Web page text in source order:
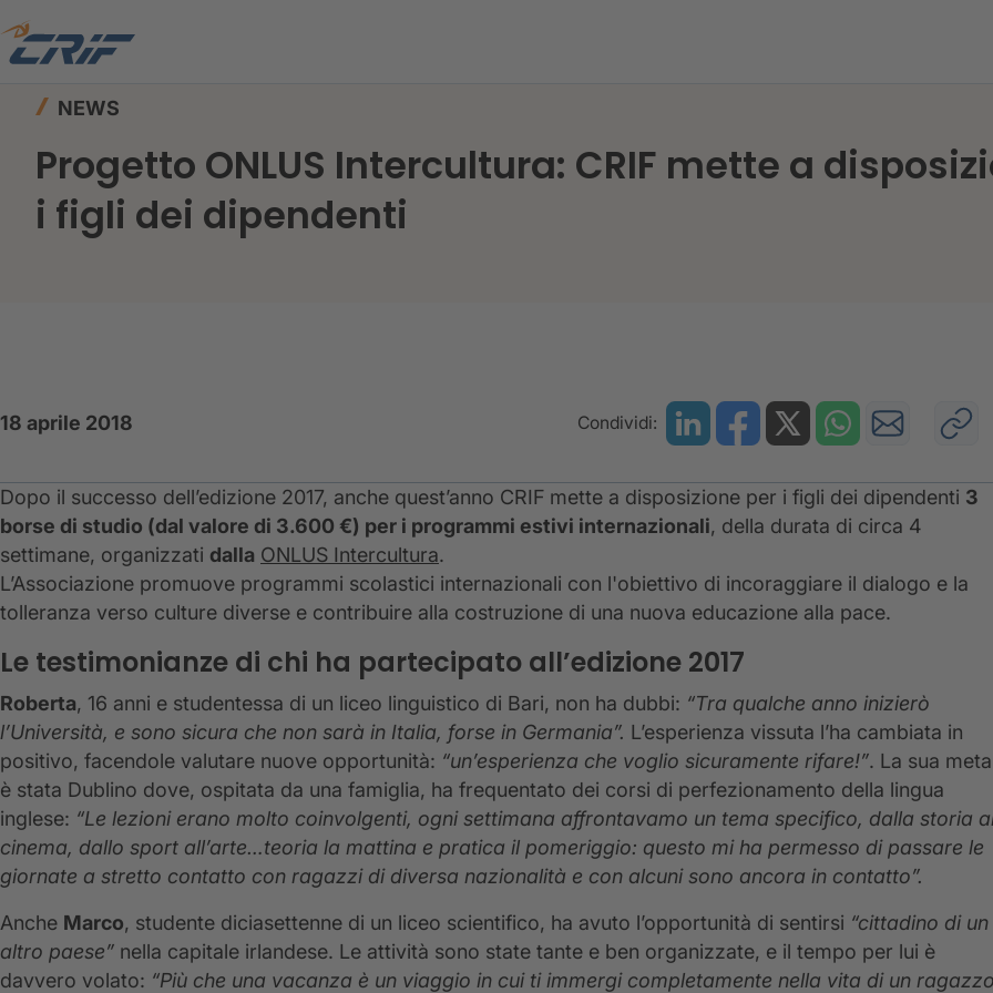
Home
NEWS
Progetto ONLUS Intercultura: CRIF mette a
i figli dei dipendenti
18 aprile 2018 Condividi:
Dopo il successo dell’edizione 2017, anche quest’anno CRIF mette a disposizione per i figli dei dipendenti 3
borse di studio (dal valore di 3.600 €) per i programmi estivi internazionali, della durata di circa 4
settimane, organizzati dalla ONLUS Intercultura.
L’Associazione promuove programmi scolastici internazionali con l'obiettivo di incoraggiare il dialogo e la
tolleranza verso culture diverse e contribuire alla costruzione di una nuova educazione alla pace.
Le testimonianze di chi ha partecipato all’edizione 2017
Roberta, 16 anni e studentessa di un liceo linguistico di Bari, non ha dubbi: “Tra qualche anno inizierò
l’Università, e sono sicura che non sarà in Italia, forse in Germania”. L’esperienza vissuta l’ha cambiata in
positivo, facendole valutare nuove opportunità: “un’esperienza che voglio sicuramente rifare!”. La sua meta
è stata Dublino dove, ospitata da una famiglia, ha frequentato dei corsi di perfezionamento della lingua
inglese: “Le lezioni erano molto coinvolgenti, ogni settimana affrontavamo un tema specifico, dalla storia
cinema, dallo sport all’arte…teoria la mattina e pratica il pomeriggio: questo mi ha permesso di passare le
giornate a stretto contatto con ragazzi di diversa nazionalità e con alcuni sono ancora in contatto”.
Anche Marco, studente diciasettenne di un liceo scientifico, ha avuto l’opportunità di sentirsi “cittadino di un
altro paese” nella capitale irlandese. Le attività sono state tante e ben organizzate, e il tempo per lui è
davvero volato: “Più che una vacanza è un viaggio in cui ti immergi completamente nella vita di un